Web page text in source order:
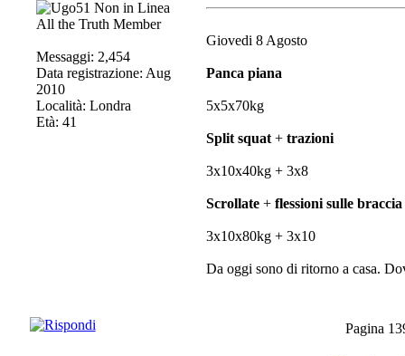
All the Truth Member
Messaggi: 2,454
Data registrazione: Aug
2010
Località: Londra
Età: 41
Giovedi 8 Agosto
Panca piana
5x5x70kg
Split squat + trazioni
3x10x40kg + 3x8
Scrollate + flessioni sulle braccia
3x10x80kg + 3x10
Da oggi sono di ritorno a casa.
Pagina